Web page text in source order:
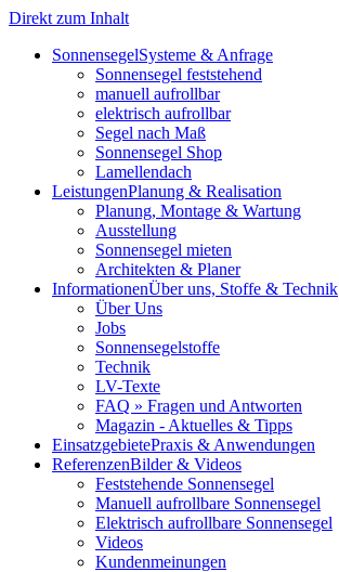
Direkt zum Inhalt
SonnensegelSysteme & Anfrage
Sonnensegel feststehend
manuell aufrollbar
elektrisch aufrollbar
Segel nach Maß
Sonnensegel Shop
Lamellendach
LeistungenPlanung & Realisation
Planung, Montage & Wartung
Ausstellung
Sonnensegel mieten
Architekten & Planer
InformationenÜber uns, Stoffe & Technik
Über Uns
Jobs
Sonnensegelstoffe
Technik
LV-Texte
FAQ » Fragen und Antworten
Magazin - Aktuelles & Tipps
EinsatzgebietePraxis & Anwendungen
ReferenzenBilder & Videos
Feststehende Sonnensegel
Manuell aufrollbare Sonnensegel
Elektrisch aufrollbare Sonnensegel
Videos
Kundenmeinungen